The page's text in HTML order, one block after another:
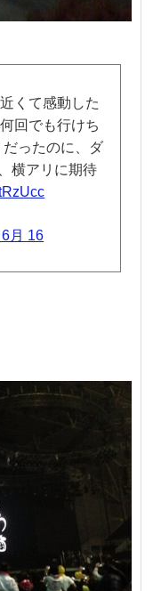
くて感動した
回でも行けち
ったのに、ダ
横アリに期待
月 16